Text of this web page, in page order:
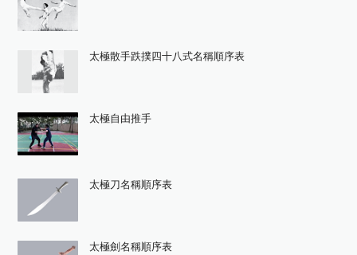
太極散手跌撲四十八式名稱順序表
太極自由推手
太極刀名稱順序表
太極劍名稱順序表